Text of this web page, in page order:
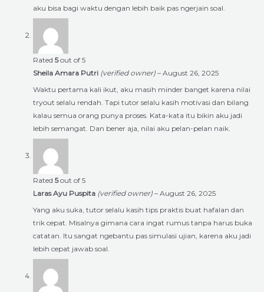
aku bisa bagi waktu dengan lebih baik pas ngerjain soal.
Rated 5out of 5
Sheila Amara Putri (verified owner) – August 26, 2025
Waktu pertama kali ikut, aku masih minder banget karena nilai
tryout selalu rendah. Tapi tutor selalu kasih motivasi dan bilang
kalau semua orang punya proses. Kata-kata itu bikin aku jadi
lebih semangat. Dan bener aja, nilai aku pelan-pelan naik.
Rated 5out of 5
Laras Ayu Puspita (verified owner) – August 26, 2025
Yang aku suka, tutor selalu kasih tips praktis buat hafalan dan
trik cepat. Misalnya gimana cara ingat rumus tanpa harus buka
catatan. Itu sangat ngebantu pas simulasi ujian, karena aku jadi
lebih cepat jawab soal.